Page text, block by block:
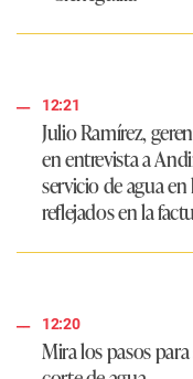
12:21
Julio Ramírez,
en entrevista a
servicio de agua
reflejados en la
12:20
Mira los pasos